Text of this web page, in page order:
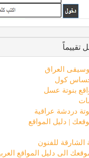
تقييماً
العراق
كول
بنوتة عسل
دردشة عراقية
| دليل المواقع
للفنون
الى دليل المواقع